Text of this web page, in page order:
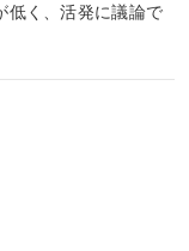
低く、活発に議論で